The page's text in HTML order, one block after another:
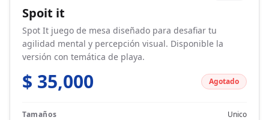
Spoit it
Spot It juego de mesa diseñado para desafiar tu
agilidad mental y percepción visual. Disponible la
versión con temática de playa.
$ 35,000 Agotado
Tamaños
Unico